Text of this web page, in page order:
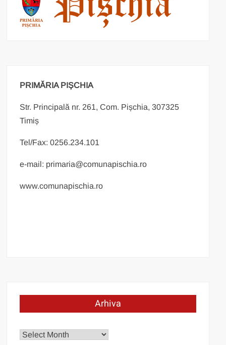
PRIMĂRIA PIȘCHIA
Str. Principală nr. 261, Com. Pișchia, 307325
Timiș
Tel/Fax: 0256.234.101
e-mail: primaria@comunapischia.ro
www.comunapischia.ro
Arhiva
Arhiva